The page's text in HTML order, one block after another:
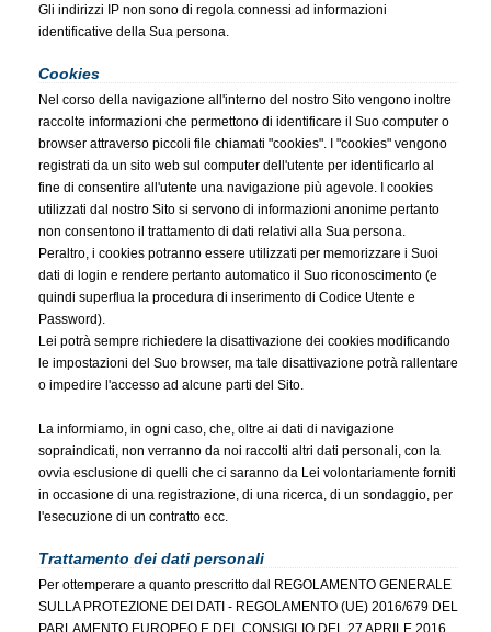
Gli indirizzi IP non sono di regola connessi ad informazioni
identificative della Sua persona.
Cookies
Nel corso della navigazione all'interno del nostro Sito vengono inoltre
raccolte informazioni che permettono di identificare il Suo computer o
browser attraverso piccoli file chiamati "cookies". I "cookies" vengono
registrati da un sito web sul computer dell'utente per identificarlo al
fine di consentire all'utente una navigazione più agevole. I cookies
utilizzati dal nostro Sito si servono di informazioni anonime pertanto
non consentono il trattamento di dati relativi alla Sua persona.
Peraltro, i cookies potranno essere utilizzati per memorizzare i Suoi
dati di login e rendere pertanto automatico il Suo riconoscimento (e
quindi superflua la procedura di inserimento di Codice Utente e
Password).
Lei potrà sempre richiedere la disattivazione dei cookies modificando
le impostazioni del Suo browser, ma tale disattivazione potrà rallentare
o impedire l'accesso ad alcune parti del Sito.
La informiamo, in ogni caso, che, oltre ai dati di navigazione
sopraindicati, non verranno da noi raccolti altri dati personali, con la
ovvia esclusione di quelli che ci saranno da Lei volontariamente forniti
in occasione di una registrazione, di una ricerca, di un sondaggio, per
l'esecuzione di un contratto ecc.
Trattamento dei dati personali
Per ottemperare a quanto prescritto dal REGOLAMENTO GENERALE
SULLA PROTEZIONE DEI DATI - REGOLAMENTO (UE) 2016/679 DEL
PARLAMENTO EUROPEO E DEL CONSIGLIO DEL 27 APRILE 2016